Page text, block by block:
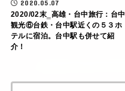
2020.05.07
2020/02末‗高雄・台中旅行：台中
観光⑥台鉄・台中駅近くの５３ホ
テルに宿泊。台中駅も併せて紹
介！